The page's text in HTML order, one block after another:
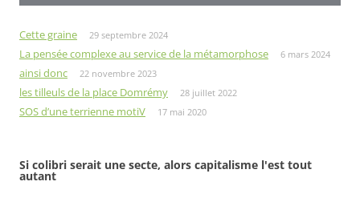
Cette graine 29 septembre 2024
La pensée complexe au service de la métamorphose 6 mars 2024
ainsi donc 22 novembre 2023
les tilleuls de la place Domrémy 28 juillet 2022
SOS d’une terrienne motiV 17 mai 2020
Si colibri serait une secte, alors capitalisme l'est tout
autant